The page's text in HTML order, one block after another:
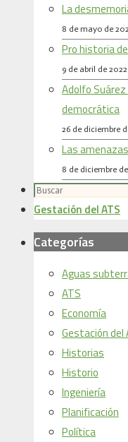
La
8 de mayo de
Pro historia
9 de abril de 2022
Adolfo
democrática
26 de diciembre
Las
8 de diciembre
Buscar:
Gestación del ATS
Categorías
Aguas
ATS
Economía
Gestación del
Historias
Historio
Ingeniería
Planificación
Política